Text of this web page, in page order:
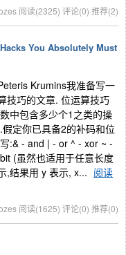
阅读(2325) 评论(0) 推荐(2)
You Absolutely Must
Krumins我准备写一
技巧的文章. 位运算技巧
中包含多少个1之类的操
定你已具备2的补码和位
:& - and | - or ^ - xor ~ -
(虽然也适用于任意长度
,结果用 y 表示, x... 阅读
阅读(1625) 评论(0) 推荐(0)